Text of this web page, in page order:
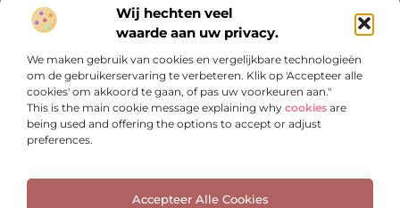
Wij hechten veel
waarde aan uw privacy.
We maken gebruik van cookies en vergelijkbare technologieën
om de gebruikerservaring te verbeteren. Klik op 'Accepteer alle
cookies' om akkoord te gaan, of pas uw voorkeuren aan."
This is the main cookie message explaining why cookies are
being used and offering the options to accept or adjust
preferences.
Accepteer Alle Cookies
praktische tips en verrassende invalshoeken die je verder
helpen. Laat je inspireren door wat mogelijk is!
Bericht categorie
Onze informatie